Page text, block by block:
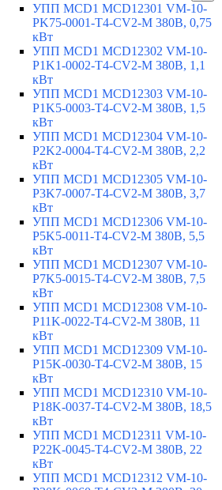
УПП MCD1 MCD12301 VM-10-
PK75-0001-T4-CV2-M 380В, 0,75
кВт
УПП MCD1 MCD12302 VM-10-
P1K1-0002-T4-CV2-M 380В, 1,1
кВт
УПП MCD1 MCD12303 VM-10-
P1K5-0003-T4-CV2-M 380В, 1,5
кВт
УПП MCD1 MCD12304 VM-10-
P2K2-0004-T4-CV2-M 380В, 2,2
кВт
УПП MCD1 MCD12305 VM-10-
P3K7-0007-T4-CV2-M 380В, 3,7
кВт
УПП MCD1 MCD12306 VM-10-
P5K5-0011-T4-CV2-M 380В, 5,5
кВт
УПП MCD1 MCD12307 VM-10-
P7K5-0015-T4-CV2-M 380В, 7,5
кВт
УПП MCD1 MCD12308 VM-10-
P11K-0022-T4-CV2-M 380В, 11
кВт
УПП MCD1 MCD12309 VM-10-
P15K-0030-T4-CV2-M 380В, 15
кВт
УПП MCD1 MCD12310 VM-10-
P18K-0037-T4-CV2-M 380В, 18,5
кВт
УПП MCD1 MCD12311 VM-10-
P22K-0045-T4-CV2-M 380В, 22
кВт
УПП MCD1 MCD12312 VM-10-